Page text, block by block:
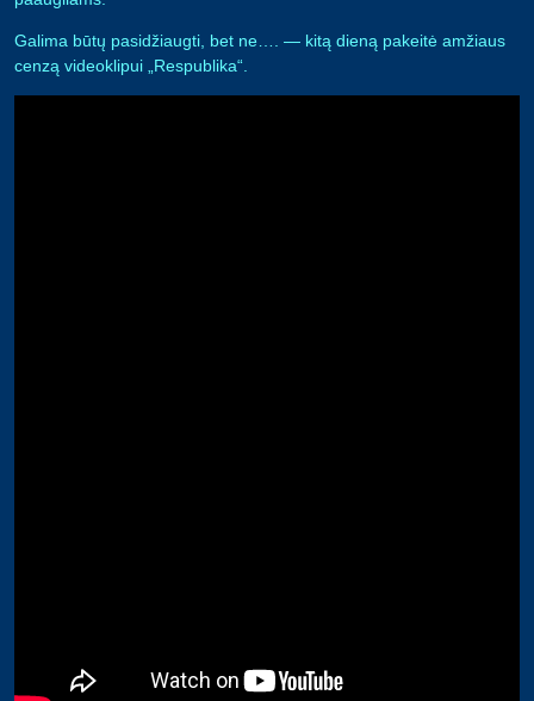
Galima būtų pasidžiaugti, bet ne…. — kitą dieną pakeitė amžiaus
cenzą videoklipui „Respublika“.